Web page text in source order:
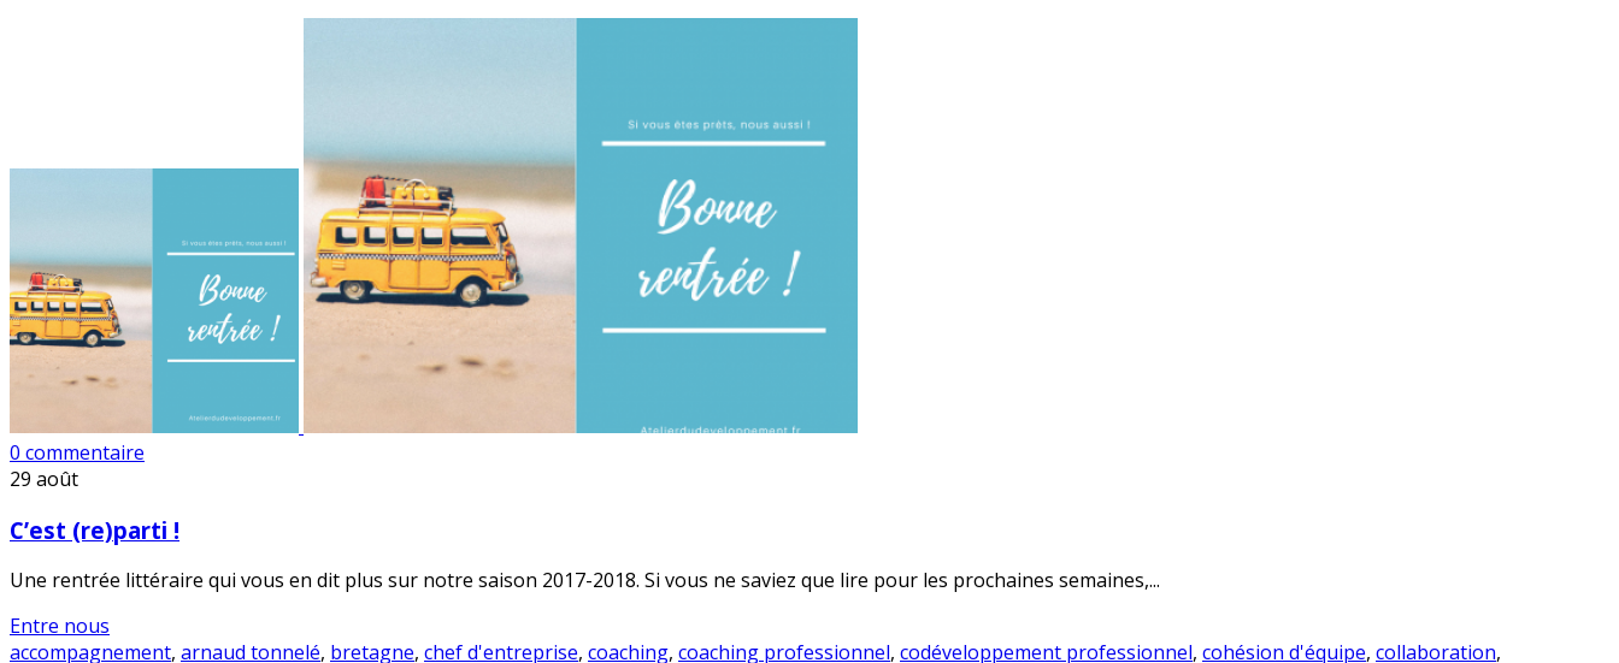
0 commentaire
29 août
C’est (re)parti !
Une rentrée littéraire qui vous en dit plus sur notre saison 2017-2018. Si vous ne saviez que lire pour les prochaines semaines,...
Entre nous
accompagnement, arnaud tonnelé, bretagne, chef d'entreprise, coaching, coaching professionnel, codéveloppement professionnel, cohésion d'équipe, collaboration,